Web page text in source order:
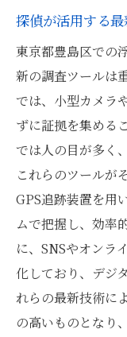
信頼でき
調査進行
浮気調
結果を
探偵が活用する
東京都豊島区での
新の調査ツールは
では、小型カメラ
ずに証拠を集める
では人の目が多く
これらのツールが
GPS追跡装置を用
ムで把握し、効率
に、SNSやオンラ
化しており、デジ
れらの最新技術に
の高いものとなり